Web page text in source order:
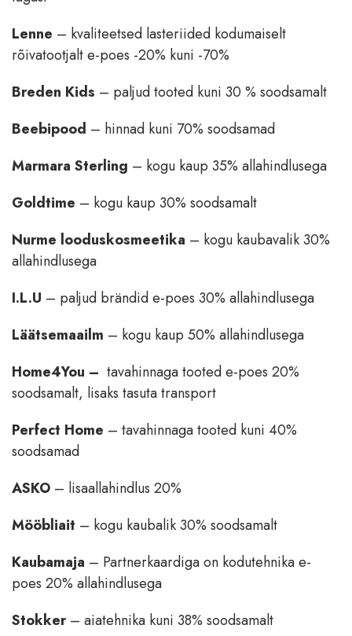
Lenne – kvaliteetsed lasteriided kodumaiselt
rõivatootjalt e-poes -20% kuni -70%
Breden Kids – paljud tooted kuni 30 % soodsamalt
Beebipood – hinnad kuni 70% soodsamad
Marmara Sterling – kogu kaup 35% allahindlusega
Goldtime – kogu kaup 30% soodsamalt
Nurme looduskosmeetika – kogu kaubavalik 30%
allahindlusega
I.L.U – paljud brändid e-poes 30% allahindlusega
Läätsemaailm – kogu kaup 50% allahindlusega
Home4You – tavahinnaga tooted e-poes 20%
soodsamalt, lisaks tasuta transport
Perfect Home – tavahinnaga tooted kuni 40%
soodsamad
ASKO – lisaallahindlus 20%
Mööbliait – kogu kaubalik 30% soodsamalt
Kaubamaja – Partnerkaardiga on kodutehnika e-
poes 20% allahindlusega
Stokker– aiatehnika kuni 38% soodsamalt